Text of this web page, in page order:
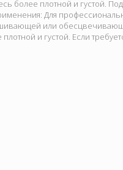
более плотной и густой.
Для
или
и густой. Если